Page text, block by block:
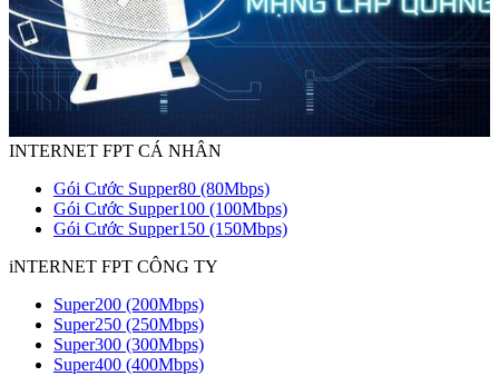
INTERNET FPT CÁ NHÂN
Gói Cước Supper80 (80Mbps)
Gói Cước Supper100 (100Mbps)
Gói Cước Supper150 (150Mbps)
iNTERNET FPT CÔNG TY
Super200 (200Mbps)
Super250 (250Mbps)
Super300 (300Mbps)
Super400 (400Mbps)